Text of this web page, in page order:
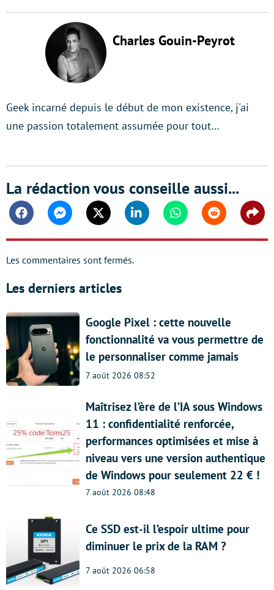
Charles Gouin-Peyrot
Geek incarné depuis le début de mon existence, j'ai
une passion totalement assumée pour tout…
La rédaction vous conseille aussi...
FacebookMessengerTwitter Linkedin WhatsappReddit
Les commentaires sont fermés.
Les derniers articles
Google Pixel : cette nouvelle
fonctionnalité va vous permettre de
le personnaliser comme jamais
7 août 2026 08:52
Maîtrisez l’ère de l’IA sous Windows
11 : confidentialité renforcée,
performances optimisées et mise à
niveau vers une version authentique
de Windows pour seulement 22 € !
7 août 2026 08:48
Ce SSD est-il l’espoir ultime pour
diminuer le prix de la RAM ?
7 août 2026 06:58